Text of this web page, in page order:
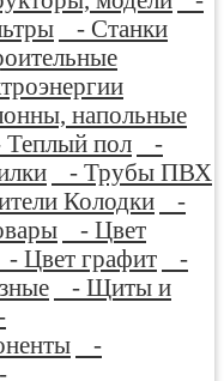
- Станки
напольные
пол
-
- Трубы ПВХ
Колодки
-
- Цвет
- Цвет графит
-
- Щиты и
-